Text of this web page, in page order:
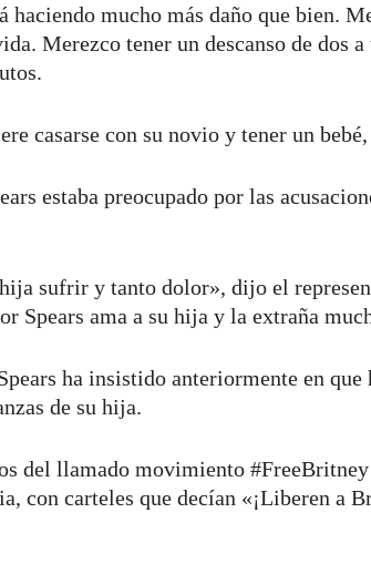
haciendo mucho más daño que bien.
Merezco tener un descanso de dos
casarse con su novio y tener un
estaba preocupado por las
sufrir y tanto dolor», dijo el
Spears ama a su hija y la extraña
ha insistido anteriormente en que
de su hija.
del llamado movimiento
con carteles que decían «¡Liberen a